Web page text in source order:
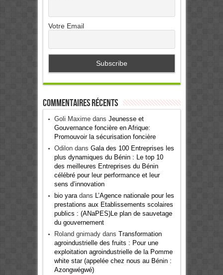
Votre Email
Commentaires récents
Goli Maximedans Jeunesse et
Gouvernance foncière en Afrique:
Promouvoir la sécurisation foncière
Odilondans Gala des 100 Entreprises les
plus dynamiques du Bénin : Le top 10
des meilleures Entreprises du Bénin
célébré pour leur performance et leur
sens d’innovation
bio yaradans L’Agence nationale pour les
prestations aux Etablissements scolaires
publics : (ANaPES)Le plan de sauvetage
du gouvernement
Roland gnimadydans Transformation
agroindustrielle des fruits : Pour une
exploitation agroindustrielle de la Pomme
white star (appelée chez nous au Bénin :
Azongwégwé)